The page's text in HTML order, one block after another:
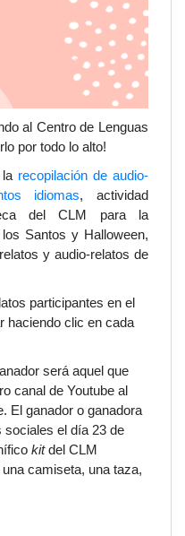
al Centro de Lenguas
por todo lo alto!
recopilación de audio-
idiomas, actividad
del CLM para la
Santos y Halloween,
y audio-relatos de
participantes en el
haciendo clic en cada
será aquel que
canal de Youtube al
El ganador o ganadora
sociales el día 23 de
kitdel CLM
camiseta, una taza,